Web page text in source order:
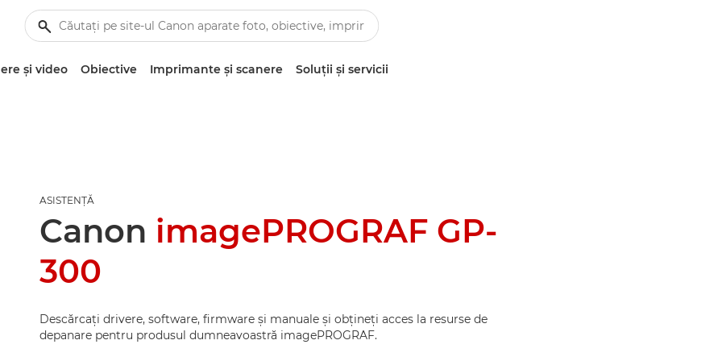
şi video Obiective Imprimante şi scanere Soluţii şi servicii
ASISTENŢĂ
Canon imagePROGRAF GP-
300
Descărcaţi drivere, software, firmware şi manuale şi obţineţi acces la resurse de
depanare pentru produsul dumneavoastră imagePROGRAF.